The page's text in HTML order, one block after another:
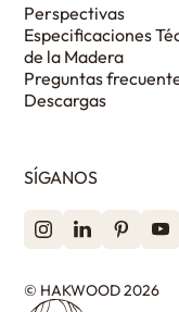
Perspectivas
Especificaciones
de la Madera
Preguntas
Descargas
SÍGANOS
© HAKWOOD 2026